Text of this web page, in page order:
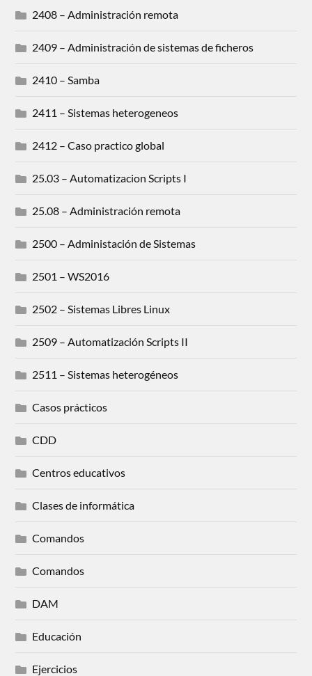
2408 – Administración remota
2409 – Administración de sistemas de ficheros
2410 – Samba
2411 – Sistemas heterogeneos
2412 – Caso practico global
25.03 – Automatizacion Scripts I
25.08 – Administración remota
2500 – Administación de Sistemas
2501 – WS2016
2502 – Sistemas Libres Linux
2509 – Automatización Scripts II
2511 – Sistemas heterogéneos
Casos prácticos
CDD
Centros educativos
Clases de informática
Comandos
Comandos
DAM
Educación
Ejercicios